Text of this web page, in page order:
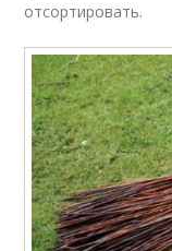
отсортировать.